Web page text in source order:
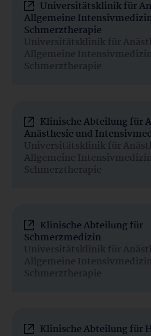
Universitätsklinik für
Allgemeine
Schmerztherapie
Universitätsklinik für
Allgemeine
Schmerztherapie
Klinische Abteilung für
Anästhesie und
Universitätsklinik für
Allgemeine
Schmerztherapie
Klinische Abteilung für
Schmerzmedizin
Universitätsklinik für
Allgemeine
Schmerztherapie
Klinische Abteilung für